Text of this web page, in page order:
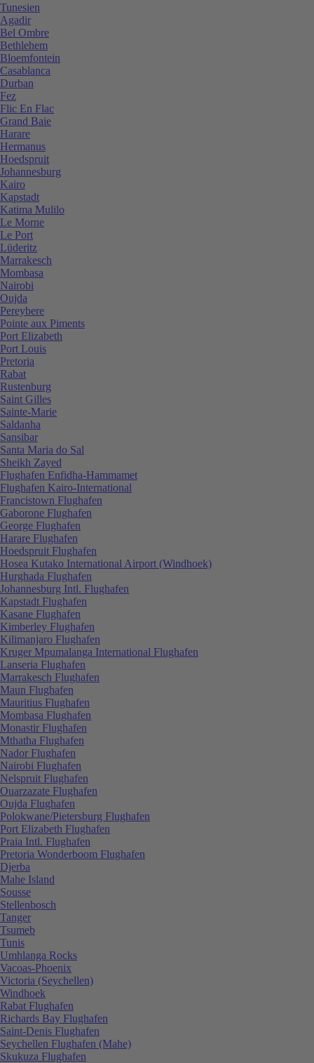
Tunesien
Agadir
Bel Ombre
Bethlehem
Bloemfontein
Casablanca
Durban
Fez
Flic En Flac
Grand Baie
Harare
Hermanus
Hoedspruit
Johannesburg
Kairo
Kapstadt
Katima Mulilo
Le Morne
Le Port
Lüderitz
Marrakesch
Mombasa
Nairobi
Oujda
Pereybere
Pointe aux Piments
Port Elizabeth
Port Louis
Pretoria
Rabat
Rustenburg
Saint Gilles
Sainte-Marie
Saldanha
Sansibar
Santa Maria do Sal
Sheikh Zayed
Flughafen Enfidha-Hammamet
Flughafen Kairo-International
Francistown Flughafen
Gaborone Flughafen
George Flughafen
Harare Flughafen
Hoedspruit Flughafen
Hosea Kutako International Airport (Windhoek)
Hurghada Flughafen
Johannesburg Intl. Flughafen
Kapstadt Flughafen
Kasane Flughafen
Kimberley Flughafen
Kilimanjaro Flughafen
Kruger Mpumalanga International Flughafen
Lanseria Flughafen
Marrakesch Flughafen
Maun Flughafen
Mauritius Flughafen
Mombasa Flughafen
Monastir Flughafen
Mthatha Flughafen
Nador Flughafen
Nairobi Flughafen
Nelspruit Flughafen
Ouarzazate Flughafen
Oujda Flughafen
Polokwane/Pietersburg Flughafen
Port Elizabeth Flughafen
Praia Intl. Flughafen
Pretoria Wonderboom Flughafen
Djerba
Mahe Island
Sousse
Stellenbosch
Tanger
Tsumeb
Tunis
Umhlanga Rocks
Vacoas-Phoenix
Victoria (Seychellen)
Windhoek
Rabat Flughafen
Richards Bay Flughafen
Saint-Denis Flughafen
Seychellen Flughafen (Mahe)
Skukuza Flughafen